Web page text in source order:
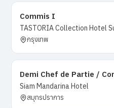
Commis I
TASTORIA Collection Hotel
กรุงเทพ
Demi Chef de Partie /
Siam Mandarina Hotel
สมุทรปราการ